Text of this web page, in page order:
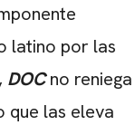
latino por las
DOC no reniega
que las eleva